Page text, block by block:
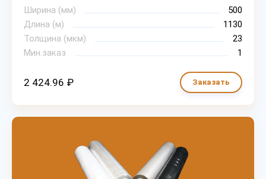
Ширина (мм)
500
Длина (м)
1130
Толщина (мкм)
23
Мин.заказ
1
2 424.96 ₽ Заказать